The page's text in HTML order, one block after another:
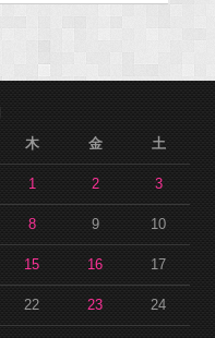
木 金 土
1 2 3
8 9 10
15 16 17
22 23 24